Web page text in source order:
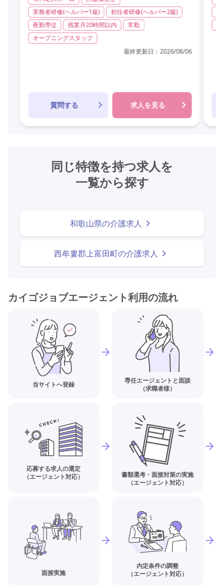
実務者研修(ヘルパー1級)
初任者研修(ヘルパー2級)
夜勤専従
残業月20時間以内
常勤
オープニングスタッフ
最終更新日： 2026/08/06
質問する 求人を見る
同じ特徴を持つ求人を
一覧から探す
和歌山県の介護求人
西牟婁郡上富田町の介護求人
カイゴジョブエージェント利用の流れ
当サイトへ登録
専任エージェントと面談
（求職者様）
応募する求人の選定
（エージェント対応）
書類選考・面接対策の実施
（エージェント対応）
面接実施
内定条件の調整
（エージェント対応）